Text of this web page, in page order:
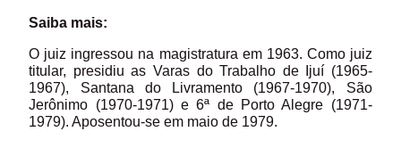
Saiba mais:
O juiz ingressou na magistratura em 1963. Como juiz
titular, presidiu as Varas do Trabalho de Ijuí (1965-
1967), Santana do Livramento (1967-1970), São
Jerônimo (1970-1971) e 6ª de Porto Alegre (1971-
1979). Aposentou-se em maio de 1979.